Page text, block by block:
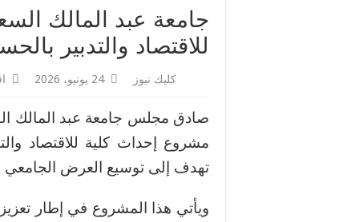
جامعة عبد المالك
للاقتصاد والتدبير
كليك نيوز 24 يونيو، 2026
صادق مجلس جامعة عبد المالك
مشروع إحداث كلية للاقتصاد
تهدف إلى توسيع العرض الجامعي
ويأتي هذا المشروع في إطار تعزيز